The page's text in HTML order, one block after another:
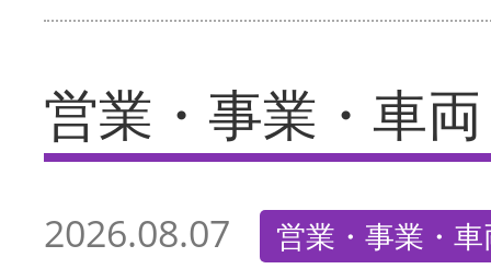
営業・事業・車両
2026.08.07 営業・事業・